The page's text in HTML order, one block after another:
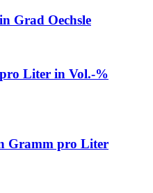
Grad Oechsle
Liter in Vol.-%
Gramm pro Liter